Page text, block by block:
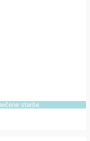
starše.